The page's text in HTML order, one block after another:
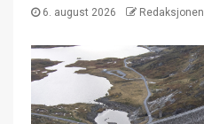
6. august 2026 Redaksjonen